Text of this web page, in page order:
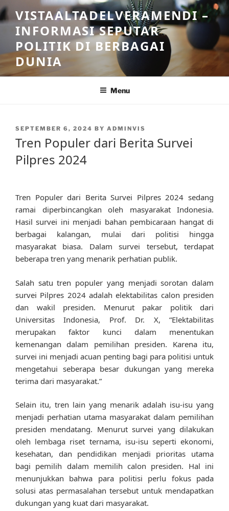
Skip
to
content
VISTAALTADELVERAMENDI –
INFORMASI SEPUTAR
POLITIK DI BERBAGAI
DUNIA
Menu
POSTED
SEPTEMBER 6, 2024 BY ADMINVIS
Tren Populer dari Berita Survei
Pilpres 2024
Tren Populer dari Berita Survei Pilpres 2024 sedang
ramai diperbincangkan oleh masyarakat Indonesia.
Hasil survei ini menjadi bahan pembicaraan hangat di
berbagai kalangan, mulai dari politisi hingga
masyarakat biasa. Dalam survei tersebut, terdapat
beberapa tren yang menarik perhatian publik.
Salah satu tren populer yang menjadi sorotan dalam
survei Pilpres 2024 adalah elektabilitas calon presiden
dan wakil presiden. Menurut pakar politik dari
Universitas Indonesia, Prof. Dr. X, “Elektabilitas
merupakan faktor kunci dalam menentukan
kemenangan dalam pemilihan presiden. Karena itu,
survei ini menjadi acuan penting bagi para politisi untuk
mengetahui seberapa besar dukungan yang mereka
terima dari masyarakat.”
Selain itu, tren lain yang menarik adalah isu-isu yang
menjadi perhatian utama masyarakat dalam pemilihan
presiden mendatang. Menurut survei yang dilakukan
oleh lembaga riset ternama, isu-isu seperti ekonomi,
kesehatan, dan pendidikan menjadi prioritas utama
bagi pemilih dalam memilih calon presiden. Hal ini
menunjukkan bahwa para politisi perlu fokus pada
solusi atas permasalahan tersebut untuk mendapatkan
dukungan yang kuat dari masyarakat.